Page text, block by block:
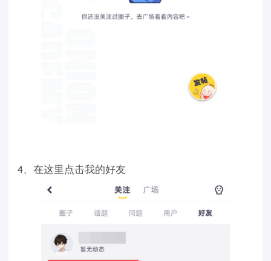
4、在这里点击我的好友